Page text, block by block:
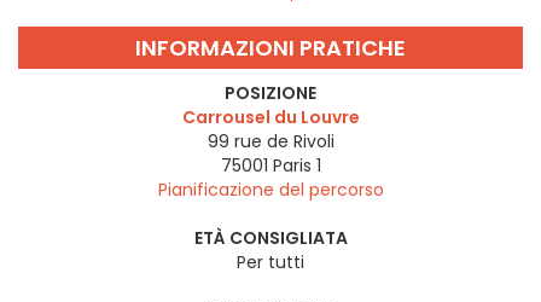
INFORMAZIONI PRATICHE
POSIZIONE
Carrousel du Louvre
99 rue de Rivoli
75001 Paris 1
Pianificazione del percorso
ETÀ CONSIGLIATA
Per tutti